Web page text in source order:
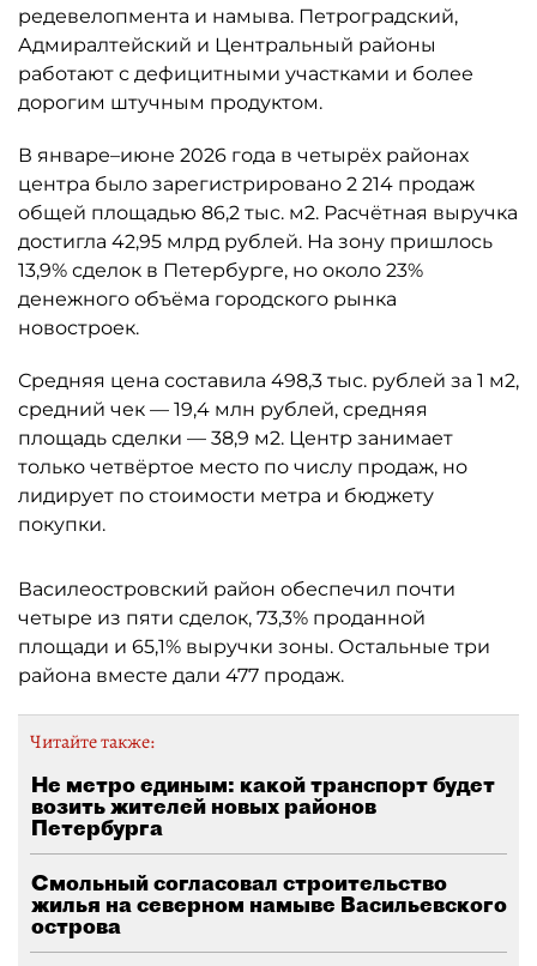
редевелопмента и намыва. Петроградский,
Адмиралтейский и Центральный районы
работают с дефицитными участками и более
дорогим штучным продуктом.
В январе–июне 2026 года в четырёх районах
центра было зарегистрировано 2 214 продаж
общей площадью 86,2 тыс. м2. Расчётная выручка
достигла 42,95 млрд рублей. На зону пришлось
13,9% сделок в Петербурге, но около 23%
денежного объёма городского рынка
новостроек.
Средняя цена составила 498,3 тыс. рублей за 1 м2,
средний чек — 19,4 млн рублей, средняя
площадь сделки — 38,9 м2. Центр занимает
только четвёртое место по числу продаж, но
лидирует по стоимости метра и бюджету
покупки.
Василеостровский район обеспечил почти
четыре из пяти сделок, 73,3% проданной
площади и 65,1% выручки зоны. Остальные три
района вместе дали 477 продаж.
Читайте также:
Не метро единым: какой транспорт будет
возить жителей новых районов
Петербурга
Смольный согласовал строительство
жилья на северном намыве Васильевского
острова